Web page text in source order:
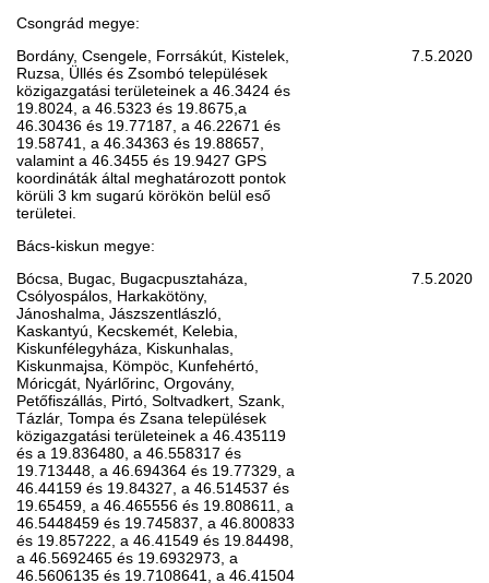
Csongrád megye:
Bordány, Csengele, Forrsákút, Kistelek,
Ruzsa, Üllés és Zsombó települések
közigazgatási területeinek a 46.3424 és
19.8024, a 46.5323 és 19.8675,a
46.30436 és 19.77187, a 46.22671 és
19.58741, a 46.34363 és 19.88657,
valamint a 46.3455 és 19.9427 GPS
koordináták által meghatározott pontok
körüli 3 km sugarú körökön belül eső
területei.
7.5.2020
Bács-kiskun megye:
Bócsa, Bugac, Bugacpusztaháza,
Csólyospálos, Harkakötöny,
Jánoshalma, Jászszentlászló,
Kaskantyú, Kecskemét, Kelebia,
Kiskunfélegyháza, Kiskunhalas,
Kiskunmajsa, Kömpöc, Kunfehértó,
Móricgát, Nyárlőrinc, Orgovány,
Petőfiszállás, Pirtó, Soltvadkert, Szank,
Tázlár, Tompa és Zsana települések
közigazgatási területeinek a 46.435119
és a 19.836480, a 46.558317 és
19.713448, a 46.694364 és 19.77329, a
46.44159 és 19.84327, a 46.514537 és
19.65459, a 46.465556 és 19.808611, a
46.5448459 és 19.745837, a 46.800833
és 19.857222, a 46.41549 és 19.84498,
a 46.5692465 és 19.6932973, a
46.5606135 és 19.7108641, a 46.41504
7.5.2020